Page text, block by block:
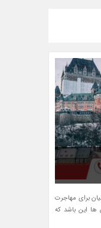
برای مهاجرت
ها این باشد که